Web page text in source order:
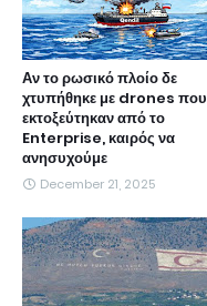
Αν το ρωσικό πλοίο δε
χτυπήθηκε με drones που
εκτοξεύτηκαν από το
Enterprise, καιρός να
ανησυχούμε
December 21, 2025